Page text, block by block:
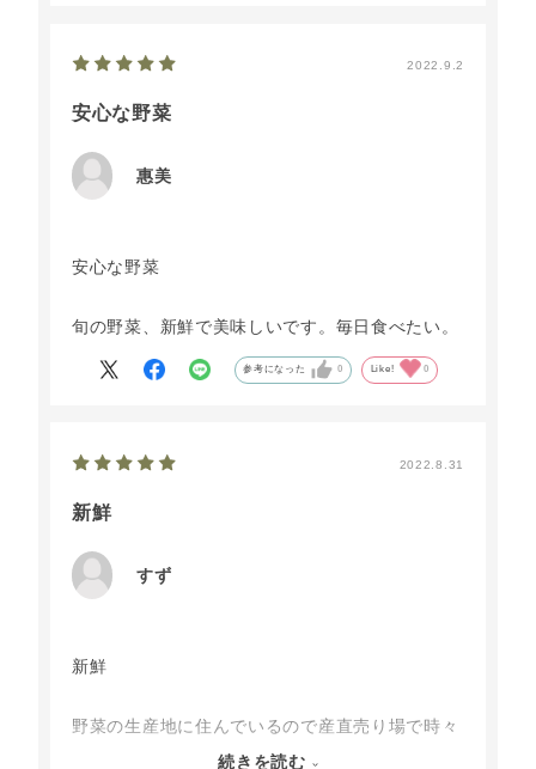
2022.9.2
安心な野菜
惠美
安心な野菜
旬の野菜、新鮮で美味しいです。毎日食べたい。
参考になった 0 Like! 0
2022.8.31
新鮮
すず
新鮮
野菜の生産地に住んでいるので産直売り場で時々
買っていますが、この野菜ボックスの新鮮さには
続きを読む